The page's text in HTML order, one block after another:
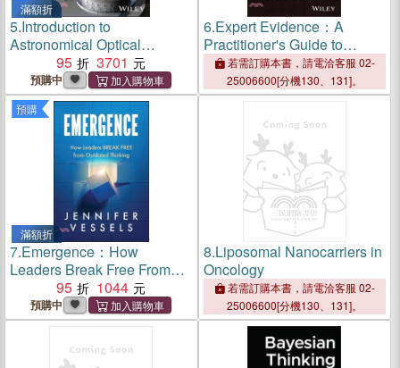
滿額折
5.Introduction to
Astronomical Optical
Observations
95 3701
預購中
6.Expert Evidence：A
Practitioner's Guide to
Effective Psychological
Evidence in Judicial
Settings
若需訂購本書，請電洽客服 02-
25006600[分機130、131]。
預購
滿額折
7.Emergence：How
Leaders Break Free From
Outdated Thinking
95 1044
預購中
8.Liposomal Nanocarriers in
Oncology
若需訂購本書，請電洽客服 02-
25006600[分機130、131]。